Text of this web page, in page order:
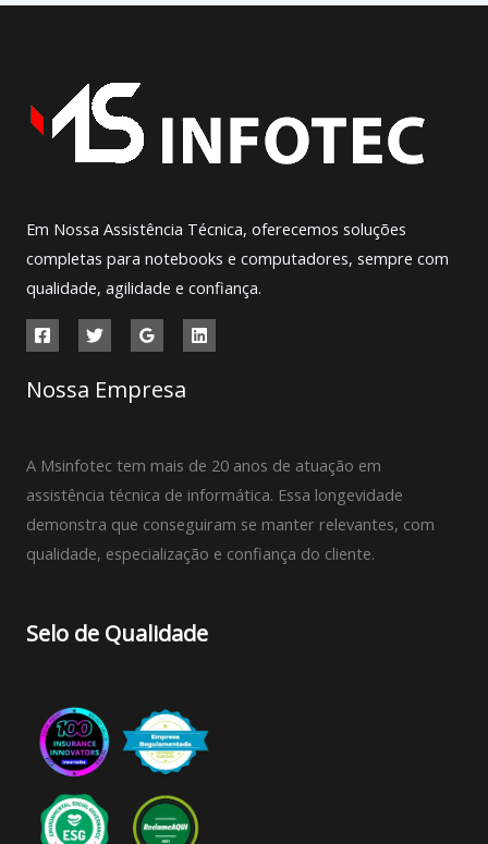
Em Nossa Assistência Técnica, oferecemos soluções
completas para notebooks e computadores, sempre com
qualidade, agilidade e confiança.
Nossa Empresa
A Msinfotec tem mais de 20 anos de atuação em
assistência técnica de informática. Essa longevidade
demonstra que conseguiram se manter relevantes, com
qualidade, especialização e confiança do cliente.
Selo de Qualidade